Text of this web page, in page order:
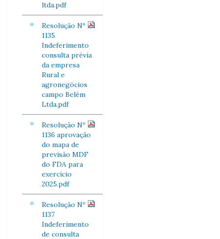
ltda.pdf
Resolução Nº
1135
Indeferimento
consulta prévia
da empresa
Rural e
agronegócios
campo Belém
Ltda.pdf
Resolução Nº
1136 aprovação
do mapa de
previsão MDF
do FDA para
exercício
2025.pdf
Resolução Nº
1137
Indeferimento
de consulta